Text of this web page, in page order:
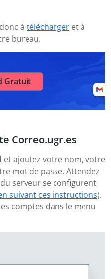
à télécharger et à
bureau.
Gratuit
Correo.ugr.es
et ajoutez votre nom, votre
mot de passe. Attendez
serveur se configurent
suivant ces instructions).
comptes dans le menu